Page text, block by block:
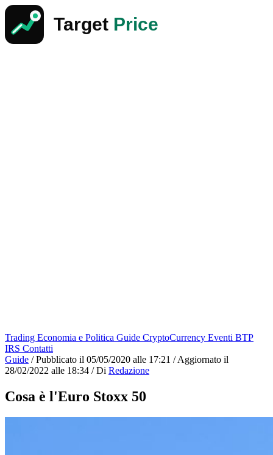
Trading Economia e Politica Guide CryptoCurrency Eventi BTP
IRS Contatti
Guide / Pubblicato il 05/05/2020 alle 17:21 / Aggiornato il
28/02/2022 alle 18:34 / Di Redazione
Cosa è l'Euro Stoxx 50